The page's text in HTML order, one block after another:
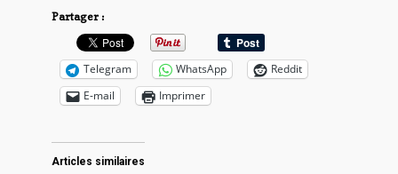
Partager :
Telegram WhatsApp
Reddit
E-mail
Imprimer
Articles similaires